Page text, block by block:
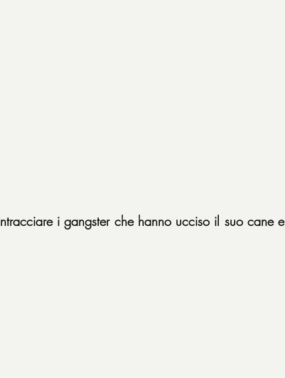
i gangster che hanno ucciso il suo cane e